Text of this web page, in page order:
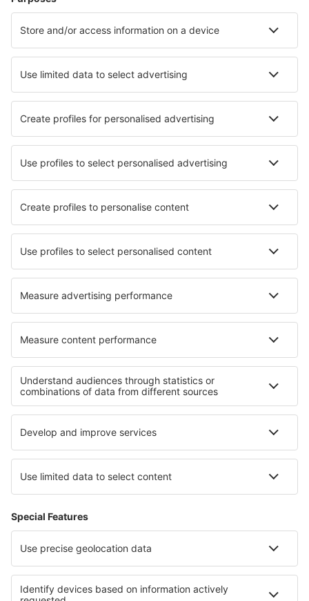
Unterkunft in Pucón Unterkunft Codpa
Unterkunft in Corral Unterkunft Los Lingues
Die besten Unterkünfte - Städte
Unterkunft in La Ferrière Unterkunft in Le Crès
Unterkunft in Oberhaus Unterkunft in Montrose
Unterkunft in Boden Unterkunft in Kwiatkowice
Unterkunft in Weimar
Die besten Unterkünfte - Regionen
Unterkunft auf Chiloé Unterkunft in Valparaíso
Unterkunft in Libertador Unterkunft in der Atacama-Wüste
Unterkunft in Torres del Paine Unterkunft in Kreis Brașov
Unterkunft in Nuevo León Unterkunft in Lower Zemplin
Unterkunft in der Schweiz Unterkunft in Alta-Snowbird